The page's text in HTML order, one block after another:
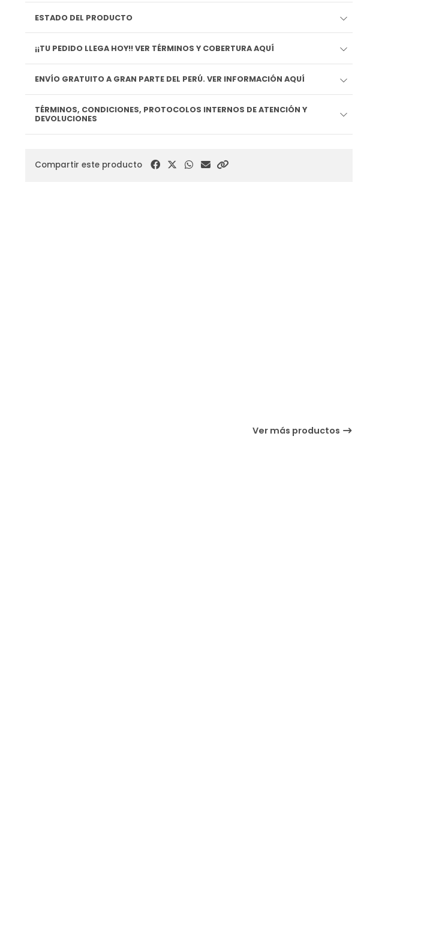
ESTADO DEL PRODUCTO
¡¡TU PEDIDO LLEGA HOY!! VER TÉRMINOS Y COBERTURA AQUÍ
ENVÍO GRATUITO A GRAN PARTE DEL PERÚ. VER INFORMACIÓN AQUÍ
TÉRMINOS, CONDICIONES, PROTOCOLOS INTERNOS DE ATENCIÓN Y
DEVOLUCIONES
Compartir este producto
Ver más productos